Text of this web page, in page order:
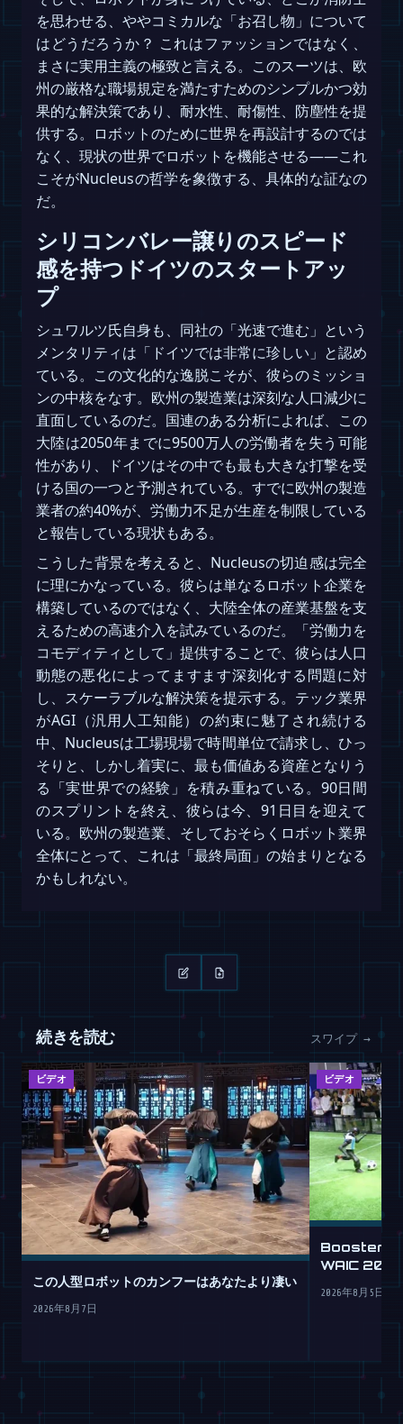
を思わせる、ややコミカルな「お召し物」について
はどうだろうか？ これはファッションではなく、
まさに実用主義の極致と言える。このスーツは、欧
州の厳格な職場規定を満たすためのシンプルかつ効
果的な解決策であり、耐水性、耐傷性、防塵性を提
供する。ロボットのために世界を再設計するのでは
なく、現状の世界でロボットを機能させる――これ
こそがNucleusの哲学を象徴する、具体的な証なの
だ。
シリコンバレー譲りのスピード
感を持つドイツのスタートアッ
プ
シュワルツ氏自身も、同社の「光速で進む」という
メンタリティは「ドイツでは非常に珍しい」と認め
ている。この文化的な逸脱こそが、彼らのミッショ
ンの中核をなす。欧州の製造業は深刻な人口減少に
直面しているのだ。国連のある分析によれば、この
大陸は2050年までに9500万人の労働者を失う可能
性があり、ドイツはその中でも最も大きな打撃を受
ける国の一つと予測されている。すでに欧州の製造
業者の約40%が、労働力不足が生産を制限している
と報告している現状もある。
こうした背景を考えると、Nucleusの切迫感は完全
に理にかなっている。彼らは単なるロボット企業を
構築しているのではなく、大陸全体の産業基盤を支
えるための高速介入を試みているのだ。「労働力を
コモディティとして」提供することで、彼らは人口
動態の悪化によってますます深刻化する問題に対
し、スケーラブルな解決策を提示する。テック業界
がAGI（汎用人工知能）の約束に魅了され続ける
中、Nucleusは工場現場で時間単位で請求し、ひっ
そりと、しかし着実に、最も価値ある資産となりう
る「実世界での経験」を積み重ねている。90日間
のスプリントを終え、彼らは今、91日目を迎えて
いる。欧州の製造業、そしておそらくロボット業界
全体にとって、これは「最終局面」の始まりとなる
かもしれない。
続きを読む スワイプ →
ビデオ
この人型ロボットのカンフーはあなたより凄い
2026年8月7日
ビデオ
Booster
WAIC 2026
2026年8月5日